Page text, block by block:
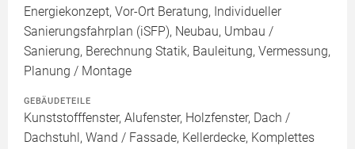
Energiekonzept, Vor-Ort Beratung, Individueller
Sanierungsfahrplan (iSFP), Neubau, Umbau /
Sanierung, Berechnung Statik, Bauleitung, Vermessung,
Planung / Montage
GEBÄUDETEILE
Kunststofffenster, Alufenster, Holzfenster, Dach /
Dachstuhl, Wand / Fassade, Kellerdecke, Komplettes